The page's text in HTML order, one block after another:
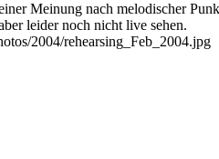
Meinung nach melodischer
leider noch nicht live sehen.